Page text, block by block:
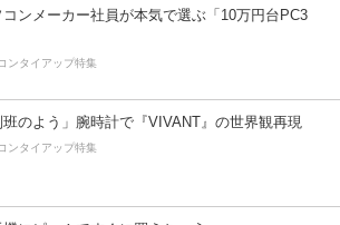
コンメーカー社員が本気で選ぶ「10万円台PC3
ンタイアップ特集
班のよう」腕時計で『VIVANT』の世界観再現
ンタイアップ特集